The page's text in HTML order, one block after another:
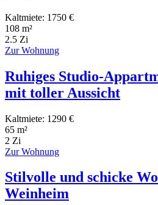
Kaltmiete: 1750 €
108 m²
2.5 Zi
Zur Wohnung
Ruhiges Studio-
mit toller Aussicht
Kaltmiete: 1290 €
65 m²
2 Zi
Zur Wohnung
Stilvolle und schicke
Weinheim